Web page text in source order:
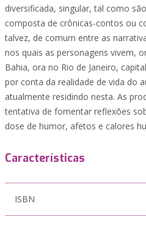
diversificada, singular, tal como
composta de crônicas-contos ou
talvez, de comum entre as
nos quais as personagens vivem,
Bahia, ora no Rio de Janeiro,
por conta da realidade de vida do
atualmente residindo nesta. As
tentativa de fomentar reflexões
dose de humor, afetos e calores
Características
ISBN